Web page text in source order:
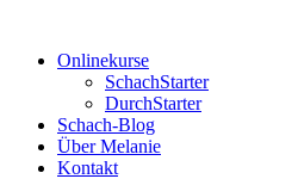
Onlinekurse
SchachStarter
DurchStarter
Schach-Blog
Über Melanie
Kontakt